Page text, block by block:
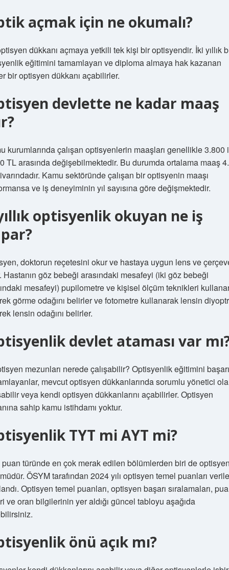
açmak için ne okumalı?
dükkanı açmaya yetkili tek kişi bir optisyendir. İki yıllık
eğitimini tamamlayan ve diploma almaya hak kazanan
bir optisyen dükkanı açabilirler.
devlette ne kadar maaş
kurumlarında çalışan optisyenlerin maaşları genellikle 3.800
TL arasında değişebilmektedir. Bu durumda ortalama maaş
Kamu sektöründe çalışan bir optisyenin maaşı
ve iş deneyiminin yıl sayısına göre değişmektedir.
optisyenlik okuyan ne iş
doktorun reçetesini okur ve hastaya uygun lens ve
Hastanın göz bebeği arasındaki mesafeyi (iki göz bebeği
mesafeyi) pupilometre ve kişisel ölçüm teknikleri
görme odağını belirler ve fotometre kullanarak lensin
lensin odağını belirler.
devlet ataması var
mezunları nerede çalışabilir? Optisyenlik eğitimini
mevcut optisyen dükkanlarında sorumlu yönetici
veya kendi optisyen dükkanlarını açabilirler. Optisyen
sahip kamu istihdamı yoktur.
TYT mi AYT mi?
türünde en çok merak edilen bölümlerden biri de
ÖSYM tarafından 2024 yılı optisyen temel puanları
Optisyen temel puanları, optisyen başarı sıralamaları,
ve oran bilgilerinin yer aldığı güncel tabloyu aşağıda
önü açık mı?